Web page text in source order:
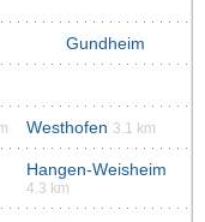
Gundheim
Westhofen 3.1 km
Hangen-Weisheim
4.3 km